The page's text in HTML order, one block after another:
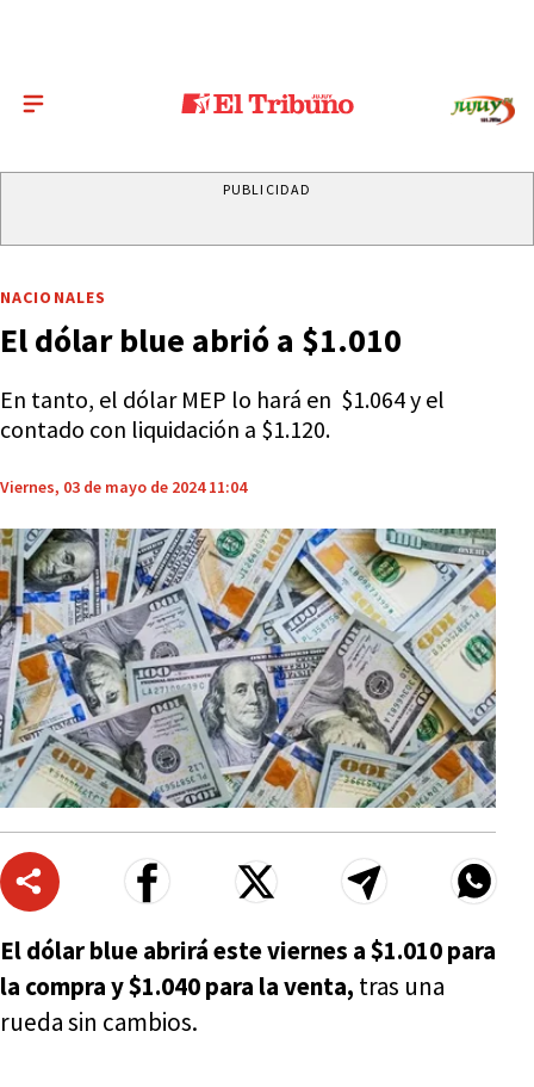
PUBLICIDAD
NACIONALES
El dólar blue abrió a $1.010
En tanto, el dólar MEP lo hará en $1.064 y el
contado con liquidación a $1.120.
Viernes, 03 de mayo de 2024 11:04
El dólar blue abrirá este viernes a $1.010 para
la compra y $1.040 para la venta, tras una
rueda sin cambios.